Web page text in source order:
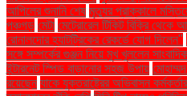
আপিলের শুনানি শেষ মৃত্যুর প্রাক্কালে
পঞ্চগড় মেটা মেট্রোরেল টিকিট বিক্রি থেকে
রোনালদোর হ্যাটট্রিকের রেকর্ডে যোগ দিলেন"
সঙ্গে সম্পর্কের গুঞ্জন নিয়ে মুখ খুললেন
ইন্টারনেট স্পিড বাড়ানোর সহজ উপায়
রয়েছেন যাকে যুক্তরাষ্ট্রের অভিবাসন